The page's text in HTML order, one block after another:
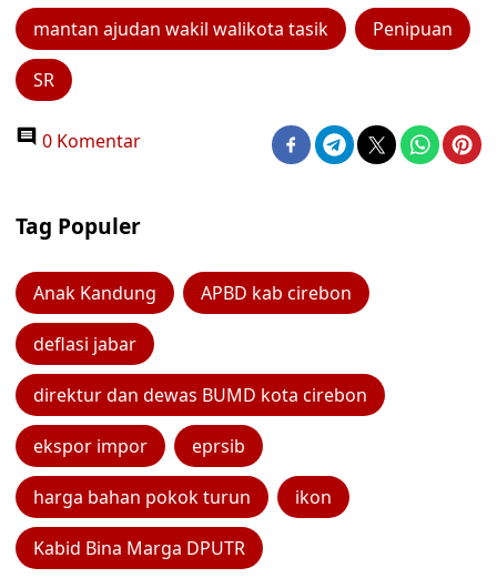
mantan ajudan wakil walikota tasik Penipuan
SR
0 Komentar
Tag Populer
Anak Kandung APBD kab cirebon
deflasi jabar
direktur dan dewas BUMD kota cirebon
ekspor impor eprsib
harga bahan pokok turun ikon
Kabid Bina Marga DPUTR